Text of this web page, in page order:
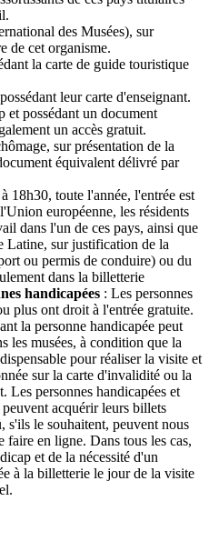
des Musées), sur
de cet organisme.
la carte de guide touristique
leur carte d'enseignant.
et possédant un document
un accès gratuit.
sur présentation de la
équivalent délivré par
18h30, toute l'année, l'entrée est
européenne, les résidents
dans l'un de ces pays, ainsi que
Latine, sur justification de la
ou permis de conduire) ou du
dans la billetterie
handicapées : Les personnes
plus ont droit à l'entrée gratuite.
la personne handicapée peut
les musées, à condition que la
pour réaliser la visite et
sur la carte d'invalidité ou la
Les personnes handicapées et
acquérir leurs billets
s'ils le souhaitent, peuvent nous
faire en ligne. Dans tous les cas,
et de la nécessité d'un
à la billetterie le jour de la visite